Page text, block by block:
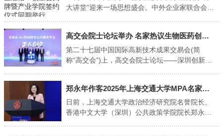
大讲堂”迎来一场思想盛会。中外企业家联合会联
悟》为题作精彩报告，为师生们带来一场深刻的
精神洗礼与智慧启迪。活动期间，还同步举行了
山东工程职业技术大学校董会揭牌仪式，以及数
动。 启迪青年思想，滋养学子品格。龙永图先生
结合自身丰富的人生阅历与中国入世谈判的波澜
历程，围绕“感恩、勤奋、担当、谦虚”四个关键
高交会院士论坛举办 名家热议生物医药创新浪潮"
第二十七届中国国际高新技术成果交易会(简
称“高交会”)上，高交会院士论坛——深圳创新药
药创新浪潮。 此次论坛以“AI赋能向新而行”为主
题，由深圳理工大学主办。深圳理工大学党委书
记朱迪俭表示，作为一所新型研究型大学，深圳
郑永年作客2025年上海交通大学MPA名家讲坛"
日前，上海交通大学政治经济研究院名誉院长、
香港中文大学（深圳）公共政策学院院长郑永年